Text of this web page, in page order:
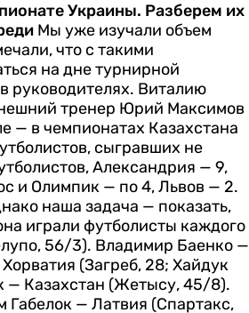
Украины. Разберем их
Мы уже изучали объем
что с такими
на дне турнирной
руководителях. Виталию
тренер Юрий Максимов
— в чемпионатах Казахстана
сыгравших не
Александрия — 9,
и Олимпик — по 4, Львов — 2.
наша задача — показать,
играли футболисты каждого
56/3). Владимир Баенко —
(Загреб, 28; Хайдук
— Казахстан (Жетысу, 45/8).
Габелок — Латвия (Спартакс,